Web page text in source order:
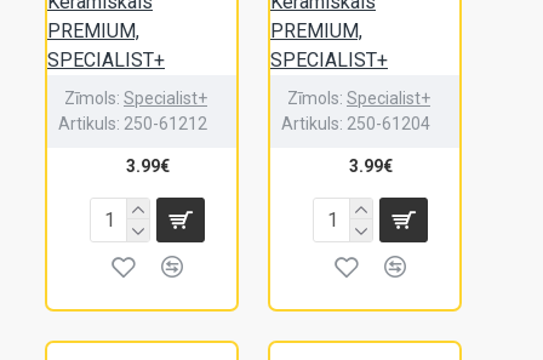
Zīmols: Specialist+
Artikuls: 250-61212
3.99€
Zīmols: Specialist+
Artikuls: 250-61204
3.99€